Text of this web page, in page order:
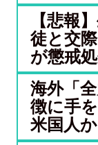
【悲報
徒と交
が懲戒
海外「
徴に手
米国人